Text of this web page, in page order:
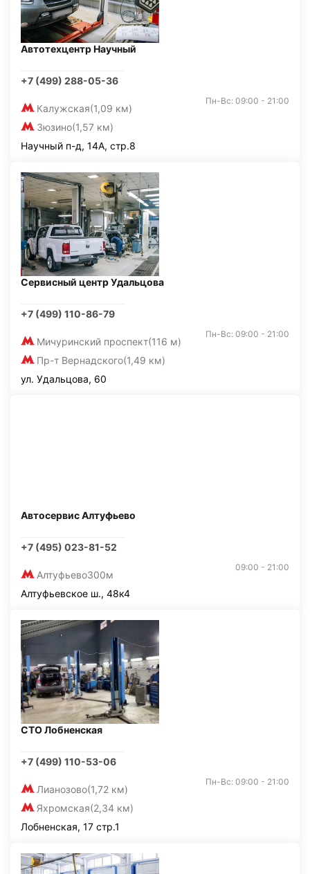
Автотехцентр Научный
+7 (499) 288-05-36
Калужская(1,09 км)
Зюзино(1,57 км)
Пн-Вс: 09:00 - 21:00
Научный п-д, 14А, стр.8
Сервисный центр Удальцова
+7 (499) 110-86-79
Мичуринский проспект(116 м)
Пр-т Вернадского(1,49 км)
Пн-Вс: 09:00 - 21:00
ул. Удальцова, 60
Автосервис Алтуфьево
+7 (495) 023-81-52
Алтуфьево300м
09:00 - 21:00
Алтуфьевское ш., 48к4
СТО Лобненская
+7 (499) 110-53-06
Лианозово(1,72 км)
Яхромская(2,34 км)
Пн-Вс: 09:00 - 21:00
Лобненская, 17 стр.1